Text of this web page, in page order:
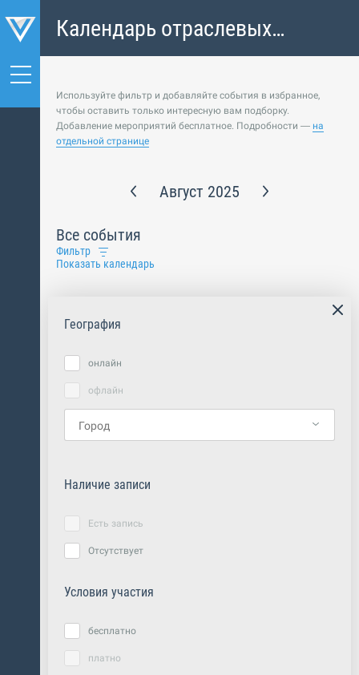
Календарь отраслевых
событий
Используйте фильтр и добавляйте события в избранное,
чтобы оставить только интересную вам подборку.
Добавление мероприятий бесплатное. Подробности — на
отдельной странице
Август 2025
Все события
Фильтр
Показать календарь
География
онлайн
офлайн
Наличие записи
Есть запись
Отсутствует
Условия участия
бесплатно
платно